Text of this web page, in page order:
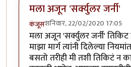
मला अजून 'सर्क्युलर जर्नी'
कंजूसशनिवार, 22/02/2020 17:05
मला अजून 'सर्क्युलर जर्नी'
माझा मार्ग त्यांनी दिलेल्या
बसतो तरीही मी तशी तिकिटं न